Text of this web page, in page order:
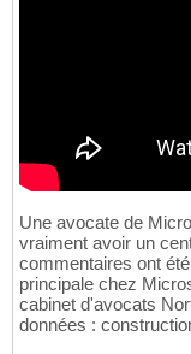
Une avocate de
vraiment avoir un
commentaires ont
principale chez
cabinet d'avocats
données :